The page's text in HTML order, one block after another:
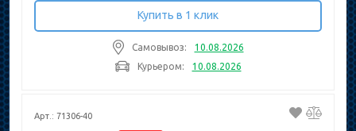
Купить в 1 клик
Самовывоз:
10.08.2026
Курьером:
10.08.2026
Арт.: 71306-40